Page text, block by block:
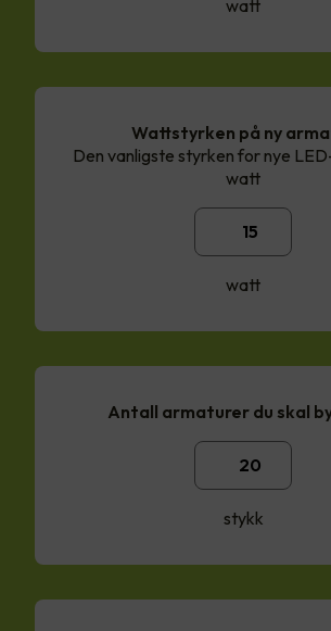
watt
Wattstyrken på ny
Den vanligste styrken for nye
watt
watt
Antall armaturer du skal
stykk